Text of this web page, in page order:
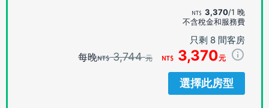
3,370/1 晚
不含稅金和服務費
只剩 8 間客房
每晚 3,744元 3,370元
選擇此房型